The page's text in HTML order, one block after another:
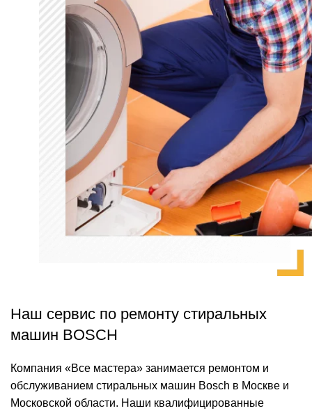
Наш сервис по ремонту стиральных
машин BOSCH
Компания «Все мастера» занимается ремонтом и
обслуживанием стиральных машин Bosch в Москве и
Московской области. Наши квалифицированные